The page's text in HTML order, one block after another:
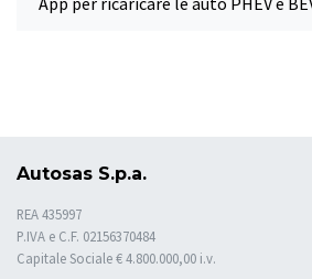
Autosas S.p.a.
REA 435997
P.IVA e C.F. 02156370484
Capitale Sociale € 4.800.000,00 i.v.